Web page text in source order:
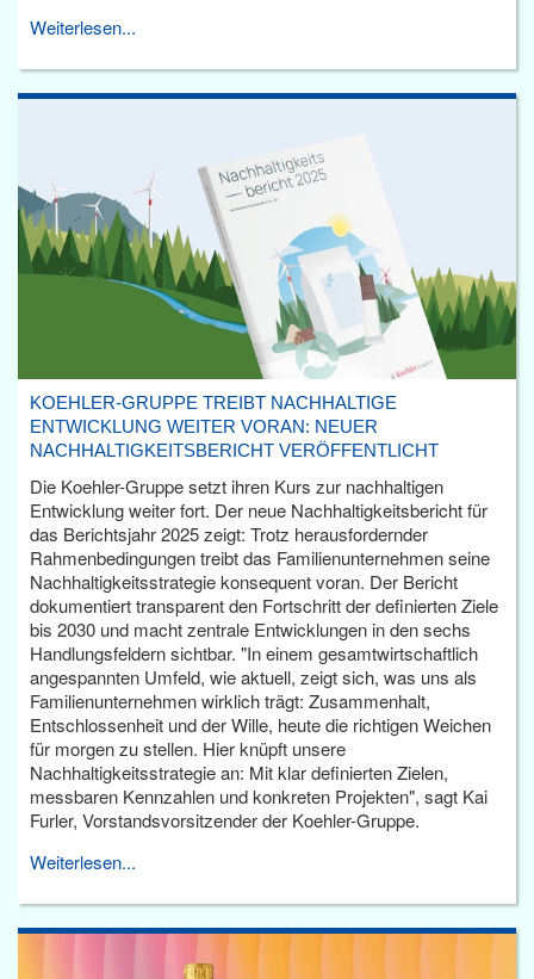
Weiterlesen...
KOEHLER-GRUPPE TREIBT NACHHALTIGE
ENTWICKLUNG WEITER VORAN: NEUER
NACHHALTIGKEITSBERICHT VERÖFFENTLICHT
Die Koehler-Gruppe setzt ihren Kurs zur nachhaltigen
Entwicklung weiter fort. Der neue Nachhaltigkeitsbericht für
das Berichtsjahr 2025 zeigt: Trotz herausfordernder
Rahmenbedingungen treibt das Familienunternehmen seine
Nachhaltigkeitsstrategie konsequent voran. Der Bericht
dokumentiert transparent den Fortschritt der definierten Ziele
bis 2030 und macht zentrale Entwicklungen in den sechs
Handlungsfeldern sichtbar. "In einem gesamtwirtschaftlich
angespannten Umfeld, wie aktuell, zeigt sich, was uns als
Familienunternehmen wirklich trägt: Zusammenhalt,
Entschlossenheit und der Wille, heute die richtigen Weichen
für morgen zu stellen. Hier knüpft unsere
Nachhaltigkeitsstrategie an: Mit klar definierten Zielen,
messbaren Kennzahlen und konkreten Projekten", sagt Kai
Furler, Vorstandsvorsitzender der Koehler-Gruppe.
Weiterlesen...